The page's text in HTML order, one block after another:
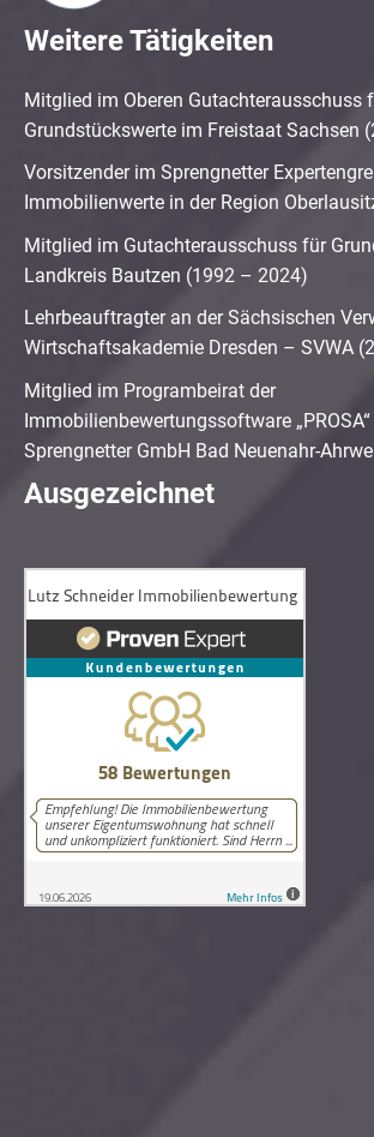
Weitere Tätigkeiten
Mitglied im Oberen Gutachterausschuss
Grundstückswerte im Freistaat Sachsen
Vorsitzender im Sprengnetter
Immobilienwerte in der Region
Mitglied im Gutachterausschuss für
Landkreis Bautzen (1992 – 2024)
Lehrbeauftragter an der Sächsischen
Wirtschaftsakademie Dresden – SVWA
Mitglied im Programbeirat der
Immobilienbewertungssoftware „PROSA“
Sprengnetter GmbH Bad Neuenahr-
Ausgezeichnet